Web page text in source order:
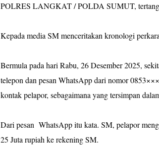
POLRES LANGKAT / POLDA SUMUT,
Kepada media SM menceritakan kronologi
Bermula pada hari Rabu, 26 Desember 2025,
telepon dan pesan WhatsApp dari nomor
kontak pelapor, sebagaimana yang tersimpan
Dari pesan WhatsApp itu kata. SM, pelapor
25 Juta rupiah ke rekening SM.